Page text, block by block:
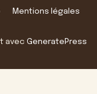
Mentions légales
avec GeneratePress